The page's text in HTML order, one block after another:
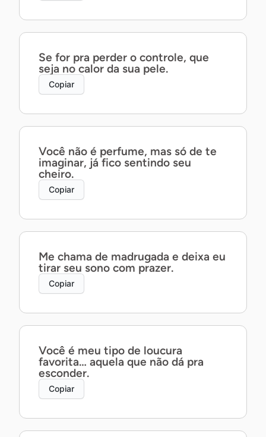
Se for pra perder o controle, que
seja no calor da sua pele.
Copiar
Você não é perfume, mas só de te
imaginar, já fico sentindo seu
cheiro.
Copiar
Me chama de madrugada e deixa eu
tirar seu sono com prazer.
Copiar
Você é meu tipo de loucura
favorita… aquela que não dá pra
esconder.
Copiar